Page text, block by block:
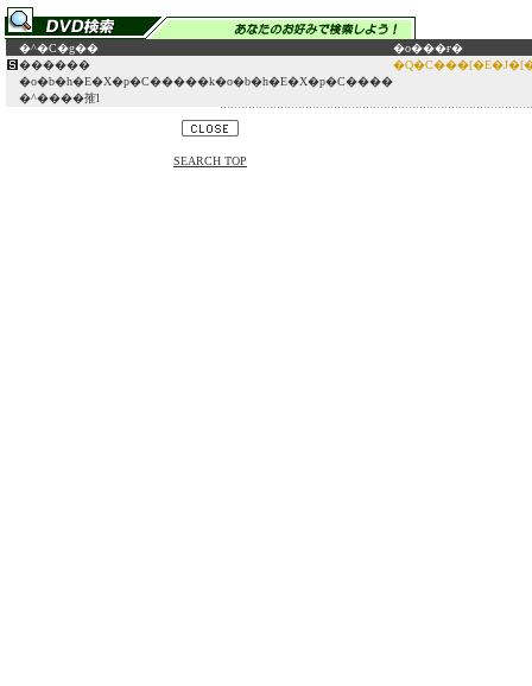
�^�C�g��
�o���ғ�
������
�o�b�h�E�X�p�C�����k�o�b�h�E�X�p�C����
�^����㩁l
SEARCH TOP